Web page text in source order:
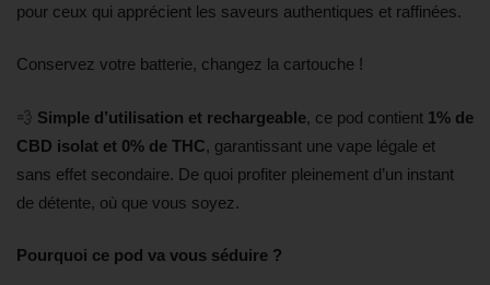
pour ceux qui apprécient les saveurs authentiques et raffinées.
Conservez votre batterie, changez la cartouche !
💨 Simple d’utilisation et rechargeable, ce pod contient 1% de
CBD isolat et 0% de THC, garantissant une vape légale et
sans effet secondaire. De quoi profiter pleinement d’un instant
de détente, où que vous soyez.
Pourquoi ce pod va vous séduire ?